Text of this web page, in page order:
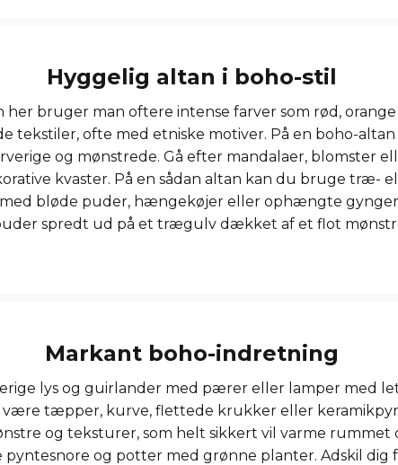
Hyggelig altan i boho-stil
bruger man oftere intense farver som rød,
tekstiler, ofte med etniske motiver. På en boho-
og mønstrede. Gå efter mandalaer, blomster
kvaster. På en sådan altan kan du bruge træ-
bløde puder, hængekøjer eller ophængte
spredt ud på et trægulv dækket af et flot
Markant boho-indretning
lys og guirlander med pærer eller lamper med
være tæpper, kurve, flettede krukker eller
og teksturer, som helt sikkert vil varme
og potter med grønne planter. Adskil dig